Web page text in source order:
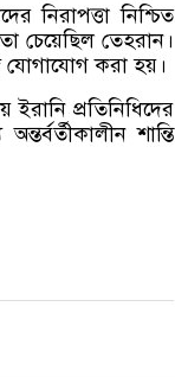
নিরাপত্তা নিশ্চিত
চেয়েছিল তেহরান।
যোগাযোগ করা হয়।
প্রতিনিধিদের
শান্তি